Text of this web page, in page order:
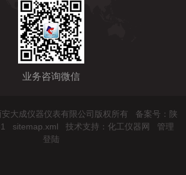
业务咨询微信
大成仪器仪表有限公司版权所有 备案号：陕
sitemap.xml 技术支持： 化工仪器网
管理
登陆